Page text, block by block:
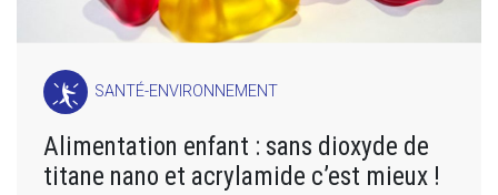
SANTÉ-ENVIRONNEMENT
Alimentation enfant : sans dioxyde de
titane nano et acrylamide c’est mieux !